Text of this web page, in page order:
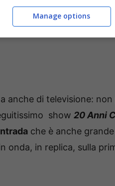
anche di televisione: non
show 20 Anni
che è anche
onda, in replica, sulla
Manage options